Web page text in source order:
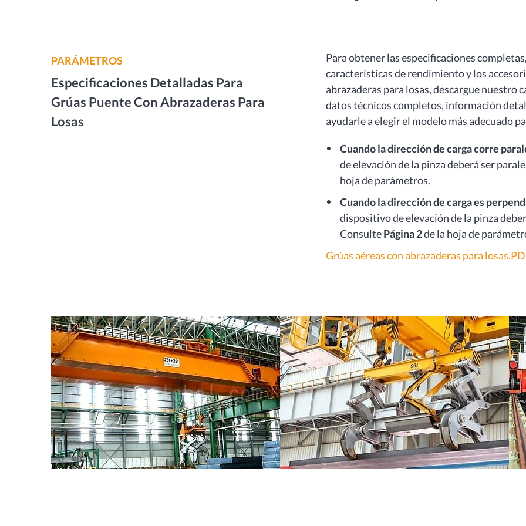
PARÁMETROS
Especificaciones Detalladas Para
Grúas Puente Con Abrazaderas Para
Losas
Para obtener las especificaciones
características de rendimiento y los
abrazaderas para losas, descargue nuestro
datos técnicos completos, información
ayudarle a elegir el modelo más adecuado
Cuando la dirección de carga corre
de elevación de la pinza deberá ser
hoja de parámetros.
Cuando la dirección de carga es
dispositivo de elevación de la pinza
ConsultePágina 2de la hoja de
Grúas aéreas con abrazaderas para